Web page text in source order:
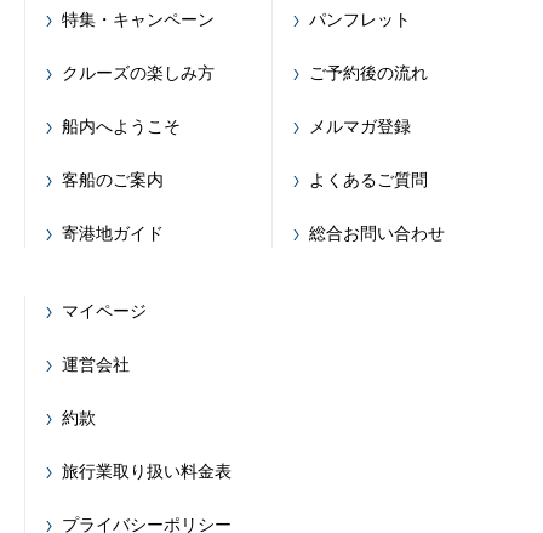
特集・キャンペーン
クルーズの楽しみ方
船内へようこそ
客船のご案内
寄港地ガイド
パンフレット
ご予約後の流れ
メルマガ登録
よくあるご質問
総合お問い合わせ
マイページ
運営会社
約款
旅行業取り扱い料金表
プライバシーポリシー